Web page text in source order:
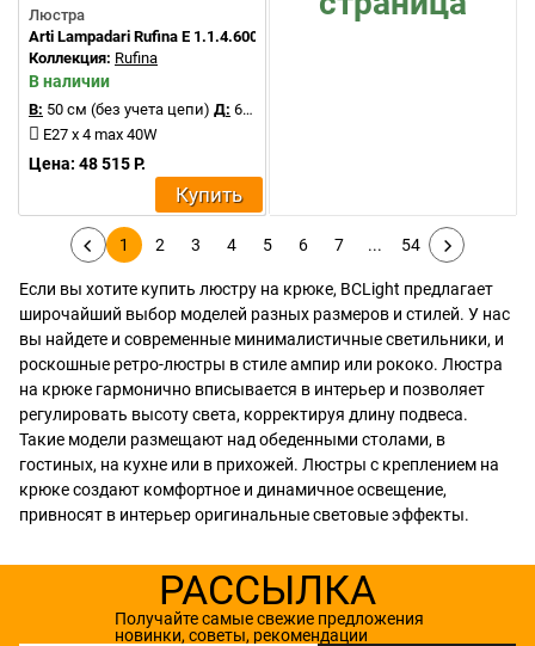
Люстра
Arti Lampadari Rufina E 1.1.4.600 N
Коллекция: Rufina
В наличии
В: 50 см (без учета цепи) Д: 68 см
E27 x 4 max 40W
Цена: 48 515 Р.
Купить
1 2 3 4 5 6 7 ... 54
Если вы хотите купить люстру на крюке, BCLight предлагает
широчайший выбор моделей разных размеров и стилей. У нас
вы найдете и современные минималистичные светильники, и
роскошные ретро-люстры в стиле ампир или рококо. Люстра
на крюке гармонично вписывается в интерьер и позволяет
регулировать высоту света, корректируя длину подвеса.
Такие модели размещают над обеденными столами, в
гостиных, на кухне или в прихожей. Люстры с креплением на
крюке создают комфортное и динамичное освещение,
привносят в интерьер оригинальные световые эффекты.
РАССЫЛКА
Получайте самые свежие предложения
новинки, советы, рекомендации